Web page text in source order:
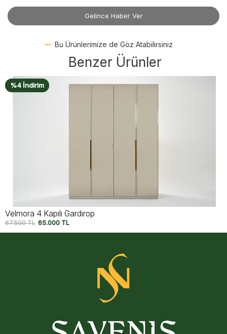
Gelince Haber Ver
Bu Ürünlerimize de Göz Atabilirsiniz
Benzer Ürünler
%4 İndirim
Velmora 4 Kapılı Gardırop
67.500TL 65.000 TL